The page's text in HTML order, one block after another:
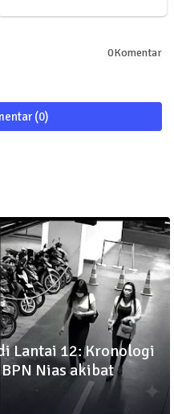
0Komentar
(0)
Lantai 12: Kronologi
Nias akibat